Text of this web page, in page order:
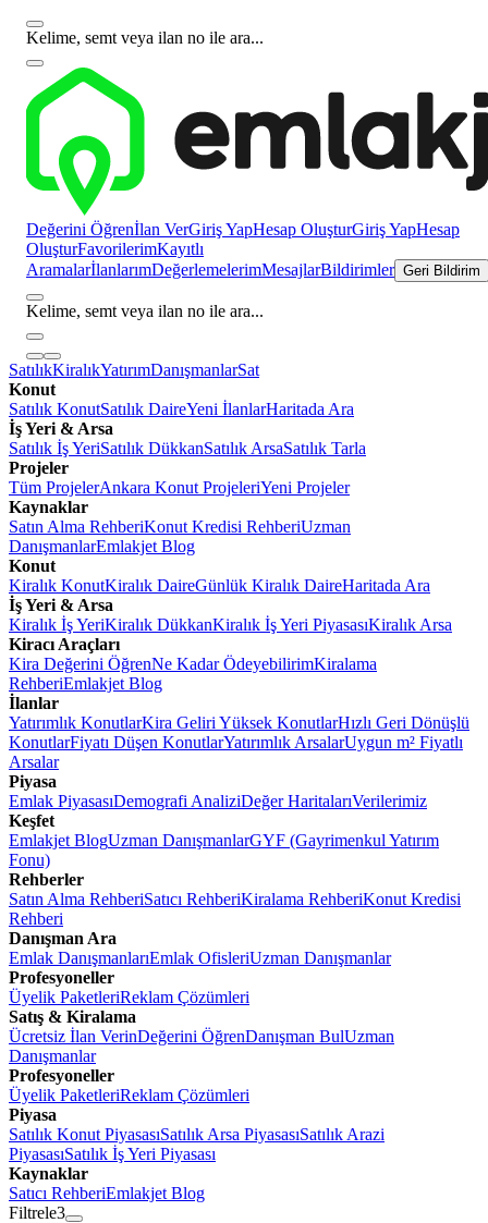
Kelime, semt veya ilan no ile ara...
Değerini Öğrenİlan VerGiriş YapHesap OluşturGiriş YapHesap
OluşturFavorilerimKayıtlı
AramalarİlanlarımDeğerlemelerimMesajlarBildirimler Geri Bildirim
Kelime, semt veya ilan no ile ara...
SatılıkKiralıkYatırımDanışmanlarSat
Konut
Satılık KonutSatılık DaireYeni İlanlarHaritada Ara
İş Yeri & Arsa
Satılık İş YeriSatılık DükkanSatılık ArsaSatılık Tarla
Projeler
Tüm ProjelerAnkara Konut ProjeleriYeni Projeler
Kaynaklar
Satın Alma RehberiKonut Kredisi RehberiUzman
DanışmanlarEmlakjet Blog
Konut
Kiralık KonutKiralık DaireGünlük Kiralık DaireHaritada Ara
İş Yeri & Arsa
Kiralık İş YeriKiralık DükkanKiralık İş Yeri PiyasasıKiralık Arsa
Kiracı Araçları
Kira Değerini ÖğrenNe Kadar ÖdeyebilirimKiralama
RehberiEmlakjet Blog
İlanlar
Yatırımlık KonutlarKira Geliri Yüksek KonutlarHızlı Geri Dönüşlü
KonutlarFiyatı Düşen KonutlarYatırımlık ArsalarUygun m² Fiyatlı
Arsalar
Piyasa
Emlak PiyasasıDemografi AnaliziDeğer HaritalarıVerilerimiz
Keşfet
Emlakjet BlogUzman DanışmanlarGYF (Gayrimenkul Yatırım
Fonu)
Rehberler
Satın Alma RehberiSatıcı RehberiKiralama RehberiKonut Kredisi
Rehberi
Danışman Ara
Emlak DanışmanlarıEmlak OfisleriUzman Danışmanlar
Profesyoneller
Üyelik PaketleriReklam Çözümleri
Satış & Kiralama
Ücretsiz İlan VerinDeğerini ÖğrenDanışman BulUzman
Danışmanlar
Profesyoneller
Üyelik PaketleriReklam Çözümleri
Piyasa
Satılık Konut PiyasasıSatılık Arsa PiyasasıSatılık Arazi
PiyasasıSatılık İş Yeri Piyasası
Kaynaklar
Satıcı RehberiEmlakjet Blog
Filtrele3